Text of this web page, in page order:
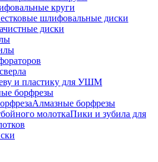
круги
шлифовальные диски
диски
и пластику для УШМ
борфрезы
Алмазные борфрезы
Пики и зубила для